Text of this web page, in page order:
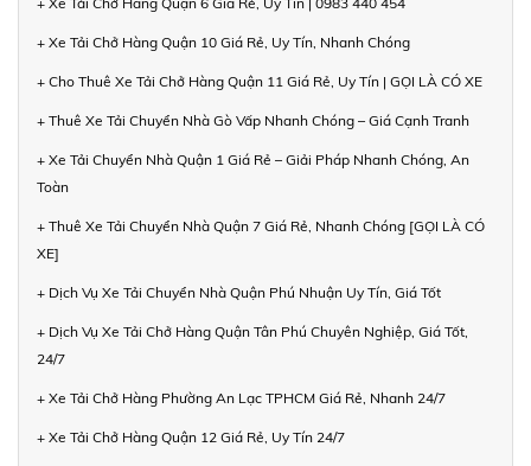
+ Xe Tải Chở Hàng Quận 10 Giá Rẻ, Uy Tín, Nhanh Chóng
+ Cho Thuê Xe Tải Chở Hàng Quận 11 Giá Rẻ, Uy Tín | GỌI LÀ CÓ XE
+ Thuê Xe Tải Chuyển Nhà Gò Vấp Nhanh Chóng – Giá Cạnh Tranh
+ Xe Tải Chuyển Nhà Quận 1 Giá Rẻ – Giải Pháp Nhanh Chóng, An
Toàn
+ Thuê Xe Tải Chuyển Nhà Quận 7 Giá Rẻ, Nhanh Chóng [GỌI LÀ CÓ
XE]
+ Dịch Vụ Xe Tải Chuyển Nhà Quận Phú Nhuận Uy Tín, Giá Tốt
+ Dịch Vụ Xe Tải Chở Hàng Quận Tân Phú Chuyên Nghiệp, Giá Tốt,
24/7
+ Xe Tải Chở Hàng Phường An Lạc TPHCM Giá Rẻ, Nhanh 24/7
+ Xe Tải Chở Hàng Quận 12 Giá Rẻ, Uy Tín 24/7